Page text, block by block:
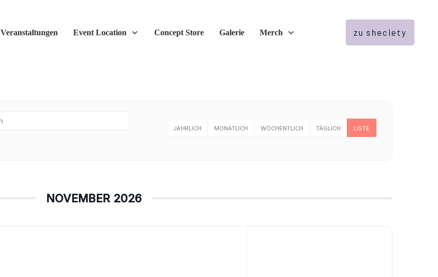
Veranstaltungen Event Location Concept Store Galerie Merch zu sheciety
JÄHRLICH MONATLICH WÖCHENTLICH TÄGLICH LISTE
NOVEMBER 2026